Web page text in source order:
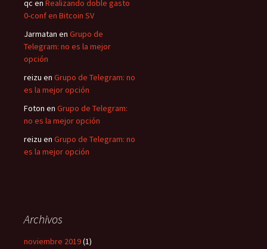
qc en Realizando doble gasto
0-conf en Bitcoin SV
Jarmatan en Grupo de
Telegram: no es la mejor
opción
reizu en Grupo de Telegram: no
es la mejor opción
Foton en Grupo de Telegram:
no es la mejor opción
reizu en Grupo de Telegram: no
es la mejor opción
Archivos
noviembre 2019(1)